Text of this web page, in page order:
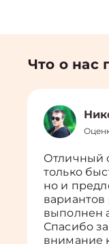
Что о нас
Отличный
только
но и
выполнен
Спасибо
внимание